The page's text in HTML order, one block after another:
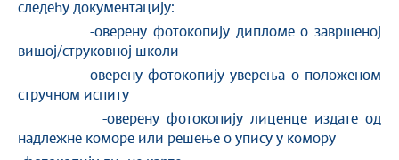
следећу документацију:
-оверену фотокопију дипломе о завршенoј
вишој/струковној школи
-оверену фотокопију уверења о положеном
стручном испиту
-оверену фотокопију лиценце издате од
надлежне коморе или решење о упису у комору